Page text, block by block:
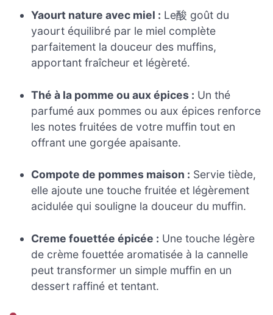
Yaourt nature avec miel : Le酸 goût du
yaourt équilibré par le miel complète
parfaitement la douceur des muffins,
apportant fraîcheur et légèreté.
Thé à la pomme ou aux épices : Un thé
parfumé aux pommes ou aux épices renforce
les notes fruitées de votre muffin tout en
offrant une gorgée apaisante.
Compote de pommes maison : Servie tiède,
elle ajoute une touche fruitée et légèrement
acidulée qui souligne la douceur du muffin.
Creme fouettée épicée : Une touche légère
de crème fouettée aromatisée à la cannelle
peut transformer un simple muffin en un
dessert raffiné et tentant.